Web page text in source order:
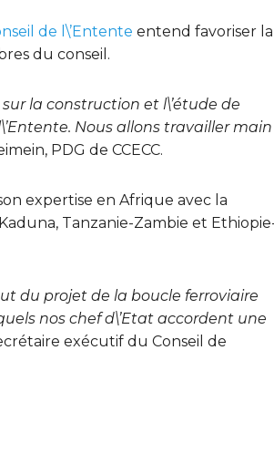
de l\’Entente entend favoriser la
du conseil.
la construction et l\’étude de
Nous allons travailler main
PDG de CCECC.
expertise en Afrique avec la
Tanzanie-Zambie et
du projet de la boucle ferroviaire
nos chef d\’Etat accordent une
exécutif du Conseil de